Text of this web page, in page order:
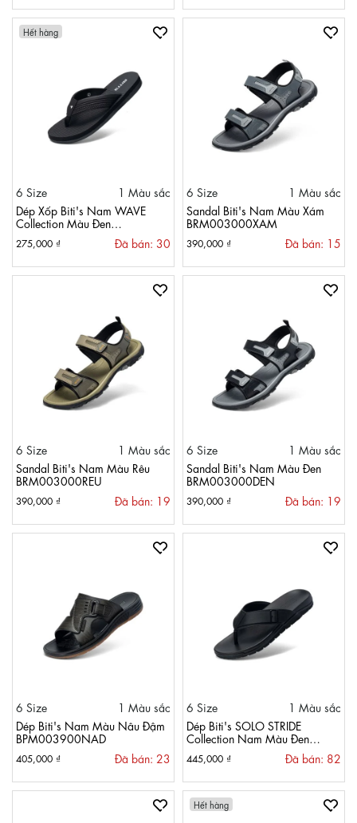
Hết hàng
6 Size
1 Màu sắc
Dép Xốp Biti's Nam WAVE
Collection Màu Đen
275,000 ₫ Đã bán: 30
6 Size
1 Màu sắc
Sandal Biti's Nam Màu Xám
BRM003000XAM
390,000 ₫ Đã bán: 15
6 Size
1 Màu sắc
Sandal Biti's Nam Màu Rêu
BRM003000REU
390,000 ₫ Đã bán: 19
6 Size
1 Màu sắc
Sandal Biti's Nam Màu Đen
BRM003000DEN
390,000 ₫ Đã bán: 19
6 Size
1 Màu sắc
Dép Biti's Nam Màu Nâu Đậm
BPM003900NAD
405,000 ₫ Đã bán: 23
6 Size
1 Màu sắc
Dép Biti's SOLO STRIDE
Collection Nam Màu Đen
445,000 ₫ Đã bán: 82
Hết hàng